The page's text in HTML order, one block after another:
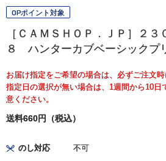
OPポイント対象
［ＣＡＭＳＨＯＰ．ＪＰ］２
８ ハンターカブベーシックプ
お届け指定をご希望の場合は、必ずご注文時
指定日の選択が無い場合は、1週間から10日
意ください。
送料660円（税込）
のし対応 不可